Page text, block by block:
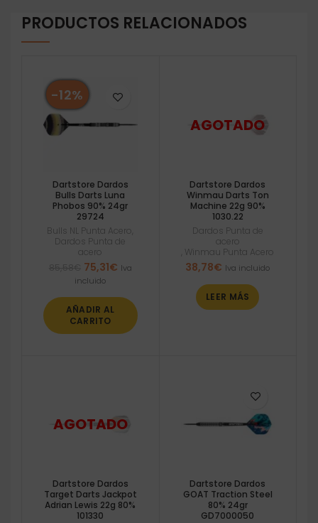
PRODUCTOS RELACIONADOS
-12%
Dartstore Dardos
Bulls Darts Luna
Phobos 90% 24gr
29724
Bulls NL Punta Acero
Dardos Punta de
acero
El
precio
era:
85,58€.
75,31€El
es:
75,31€.
Iva
incluido
AÑADIR AL
CARRITO
Dartstore Dardos
Winmau Darts Ton
Machine 22g 90%
1030.22
Dardos Punta de
acero
Winmau Punta Acero
38,78€ Iva incluido
LEER MÁS
Dartstore Dardos
Target Darts Jackpot
Adrian Lewis 22g 80%
101330
Dartstore Dardos
GOAT Traction Steel
80% 24gr
GD7000050